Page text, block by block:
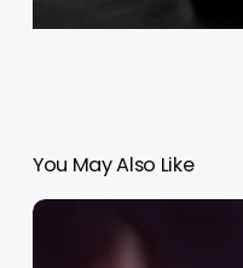
You May Also Like
Belén